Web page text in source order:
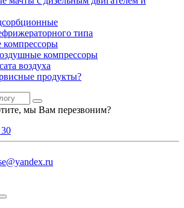
типа
компрессоры
воздуха
продукты?
мы Вам перезвоним?